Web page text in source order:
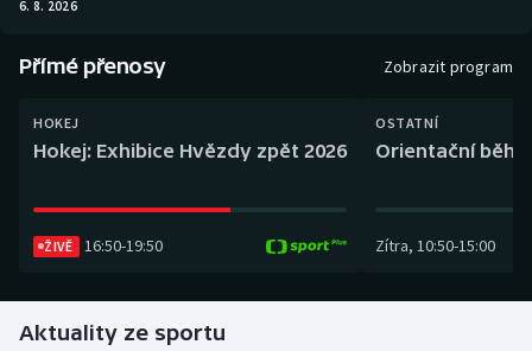
Box
Dostihy
Golf
6. 8. 2026
Přímé přenosy Zobrazit program
HOKEJ
Hokej: Exhibice Hvězdy zpět 2026
ŽIVĚ 16:50-19:50
OSTATNÍ
Orientační běh:
Zítra, 10:50-15:00
Aktuality ze sportu